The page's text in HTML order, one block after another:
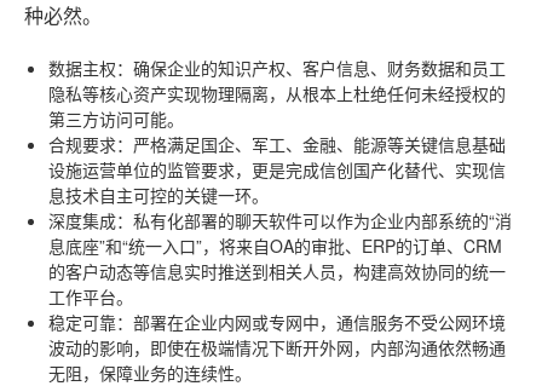
种必然。
数据主权：确保企业的知识产权、客户信息、财务数据和员工
隐私等核心资产实现物理隔离，从根本上杜绝任何未经授权的
第三方访问可能。
合规要求：严格满足国企、军工、金融、能源等关键信息基础
设施运营单位的监管要求，更是完成信创国产化替代、实现信
息技术自主可控的关键一环。
深度集成：私有化部署的聊天软件可以作为企业内部系统的“消
息底座”和“统一入口”，将来自OA的审批、ERP的订单、CRM
的客户动态等信息实时推送到相关人员，构建高效协同的统一
工作平台。
稳定可靠：部署在企业内网或专网中，通信服务不受公网环境
波动的影响，即使在极端情况下断开外网，内部沟通依然畅通
无阻，保障业务的连续性。